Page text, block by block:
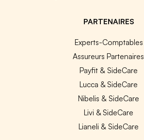
PARTENAIRES
Experts-Comptables
Assureurs Partenaires
Payfit & SideCare
Lucca & SideCare
Nibelis & SideCare
Livi & SideCare
Lianeli & SideCare